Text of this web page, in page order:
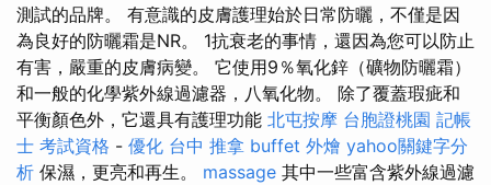
測試的品牌。 有意識的皮膚護理始於日常防曬，不僅是因
為良好的防曬霜是NR。 1抗衰老的事情，還因為您可以防止
有害，嚴重的皮膚病變。 它使用9％氧化鋅（礦物防曬霜）
和一般的化學紫外線過濾器，八氧化物。 除了覆蓋瑕疵和
平衡顏色外，它還具有護理功能 北屯按摩 台胞證桃園 記帳
士 考試資格 - 優化 台中 推拿 buffet 外燴 yahoo關鍵字分
析 保濕，更亮和再生。 massage 其中一些富含紫外線過濾